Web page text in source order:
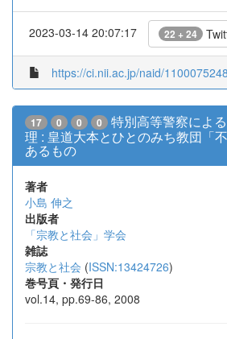
2023-03-14 20:07:17 22 + 24
https://ci.nii.ac.jp/naid/
17 0 0 0
特別高等警察によ
理 : 皇道大本とひとのみち教団「
あるもの
著者
小島 伸之
出版者
「宗教と社会」学会
雑誌
宗教と社会 (ISSN:13424726)
巻号頁・発行日
vol.14, pp.69-86, 2008